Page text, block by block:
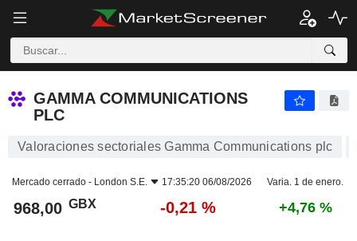
GAMMA COMMUNICATIONS
PLC
Valoraciones sectoriales Gamma Communications plc
Mercado cerrado - London S.E. 17:35:20 06/08/2026 Varia. 1 de enero.
968,00 GBX -0,21 % +4,76 %